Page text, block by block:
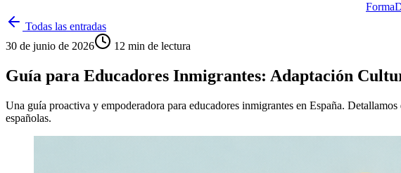
Forma
Todas las entradas
30 de junio de 2026
12 min de lectura
Guía para Educadores Inmigrantes: Adaptación
Una guía proactiva y empoderadora para educadores inmigrantes en España.
españolas.